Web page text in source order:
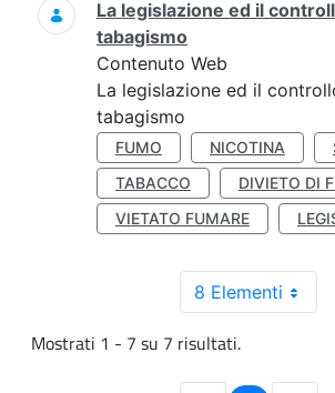
La legislazione ed il
tabagismo
Contenuto Web
La legislazione ed il
tabagismo
FUMO NICOTINA
TABACCO
DIVIETO DI
VIETATO FUMARE
8 Elementi
Mostrati 1 - 7 su 7 risultati.